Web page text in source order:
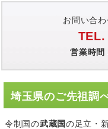
お問い合
TEL.
営業時間
埼玉県のご先祖調
令制国の武蔵国の足立・